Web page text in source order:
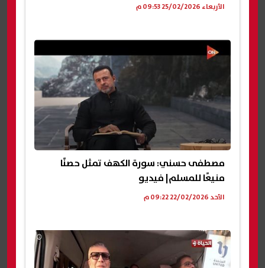
الأربعاء 25/02/2026 09:53 م
مصطفى حسني: سورة الكهف تمثل حصنًا
منيعًا للمسلم| فيديو
الأحد 22/02/2026 09:22 م